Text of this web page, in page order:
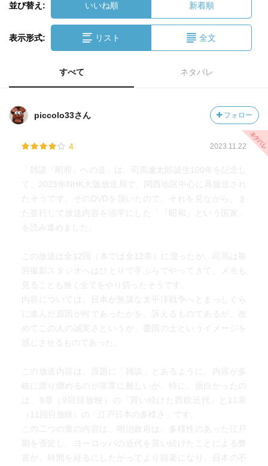
並び替え: いいね順 新着順
表示形式: リスト 全文
すべて ネタバレ
piccolo33さん フォロー
4 2023.11.22
「雑談『昭和』への道」は、司馬遼太郎誕生100年を記念し
て、2023年NHK大阪放送局で、関西地区中心に再放送され
たそうです。そのDVDを頂いたので、それを見ながら、ま
た並行して放送内容を活字にした「『昭和』という国家」
を読み進めました。
この放送は全12回（本では全12章）に渡ったが、司馬は毎
回撮影スタジオへはひとりで手ぶらでやってきて、メモも
見ることも無く全てをやり切ったそうです。
内容については、日本が無謀な太平洋戦争へとまっしぐら
に進んだ原因が何であったかを、訴えるものであるが、改
めてこの人の誠実さというか、憂国の士というイメージを
感じさせるものであった。
この放送内容は、原題に「雑談」とあるように、内容が多
岐に渡り纏めるのが非常に難しいが、特に、面白かったの
は、9章（9回目放映）の「買い続けた西欧近代」と11章
（11回目放映）の「江戸日本の多様さ」です。
この二つの章の内容は、明治政府は、多様性のあった江戸
期を否定し、ヨーロッパの近代を買い続けたことによる弊
害が、時間を経るにしたがってより顕著になり、日本の不